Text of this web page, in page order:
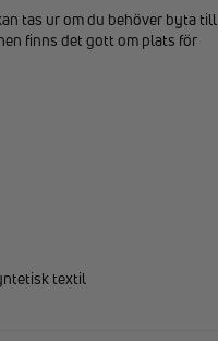
tas ur om du behöver byta till
finns det gott om plats för
textil